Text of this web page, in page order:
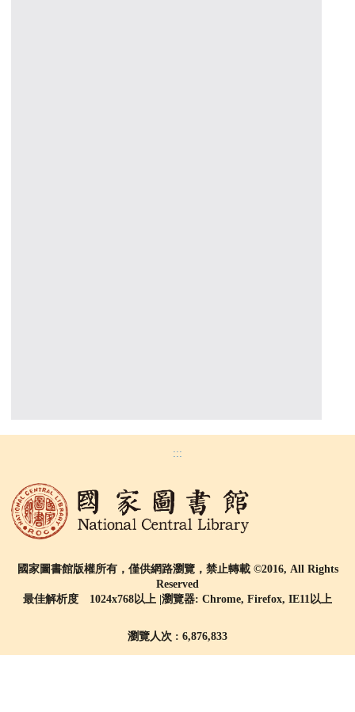
:::
國家圖書館版權所有，僅供網路瀏覽，禁止轉載 ©2016, All Rights
Reserved
最佳解析度 1024x768以上 |瀏覽器: Chrome, Firefox, IE11以上
瀏覽人次 : 6,876,833